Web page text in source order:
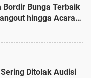
Bunga Terbaik
hingga Acara
Ditolak Audisi